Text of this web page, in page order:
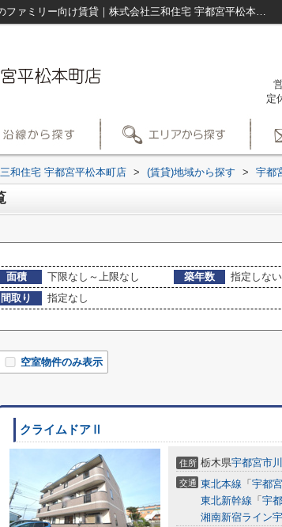
宇都宮市川田町の賃貸物件一覧｜宇都宮市のファミリー向け賃貸｜株式会社三和住宅 宇都宮平松本町店
定
和住宅 宇都宮平松本町店 > (賃貸)地域から探す > 宇都
面積 下限なし～上限なし 築年数
指定しない
間取り
指定なし
空室物件のみ表示
クライムドアⅡ
住所 栃木県宇都宮市
交通 東北本線 「 宇都宮
東北新幹線 「 宇
湘南新宿ライン